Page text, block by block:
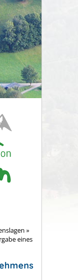
»
eines